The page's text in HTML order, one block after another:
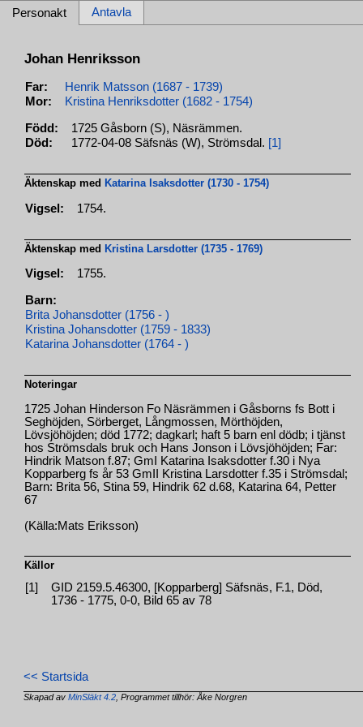
Personakt Antavla
Johan Henriksson
Far:
Henrik Matsson (1687 - 1739)
Mor:
Kristina Henriksdotter (1682 - 1754)
Född:
1725 Gåsborn (S), Näsrämmen.
Död:
1772-04-08 Säfsnäs (W), Strömsdal. [1]
Äktenskap med Katarina Isaksdotter (1730 - 1754)
Vigsel: 1754.
Äktenskap med Kristina Larsdotter (1735 - 1769)
Vigsel: 1755.
Barn:
Brita Johansdotter (1756 - )
Kristina Johansdotter (1759 - 1833)
Katarina Johansdotter (1764 - )
Noteringar
1725 Johan Hinderson Fo Näsrämmen i Gåsborns fs Bott i
Seghöjden, Sörberget, Långmossen, Mörthöjden,
Lövsjöhöjden; död 1772; dagkarl; haft 5 barn enl dödb; i tjänst
hos Strömsdals bruk och Hans Jonson i Lövsjöhöjden; Far:
Hindrik Matson f.87; GmI Katarina Isaksdotter f.30 i Nya
Kopparberg fs år 53 GmII Kristina Larsdotter f.35 i Strömsdal;
Barn: Brita 56, Stina 59, Hindrik 62 d.68, Katarina 64, Petter
67
(Källa:Mats Eriksson)
Källor
[1]
GID 2159.5.46300, [Kopparberg] Säfsnäs, F.1, Död,
1736 - 1775, 0-0, Bild 65 av 78
<< Startsida
Skapad avMinSläkt 4.2 , Programmet tillhör: Åke Norgren